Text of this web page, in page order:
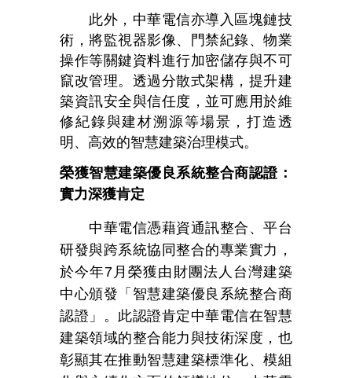
此外，中華電信亦導入區塊鏈技
術，將監視器影像、門禁紀錄、物業
操作等關鍵資料進行加密儲存與不可
竄改管理。透過分散式架構，提升建
築資訊安全與信任度，並可應用於維
修紀錄與建材溯源等場景，打造透
明、高效的智慧建築治理模式。
榮獲智慧建築優良系統整合商認證：
實力深獲肯定
中華電信憑藉資通訊整合、平台
研發與跨系統協同整合的專業實力，
於今年7 月榮獲由財團法人台灣建築
中心頒發「智慧建築優良系統整合商
認證」。此認證肯定中華電信在智慧
建築領域的整合能力與技術深度，也
彰顯其在推動智慧建築標準化、模組